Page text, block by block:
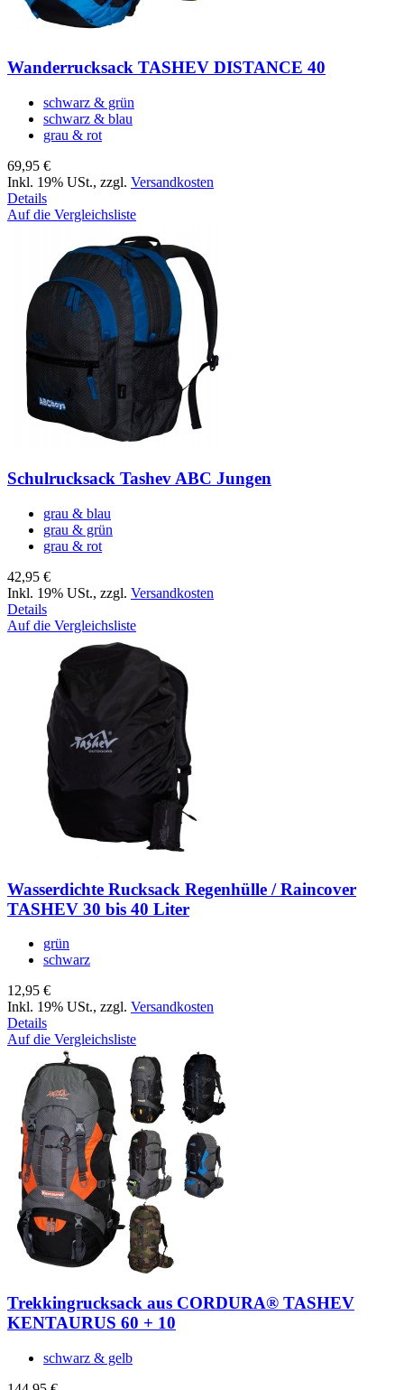
Wanderrucksack TASHEV DISTANCE 40
schwarz & grün
schwarz & blau
grau & rot
69,95 €
Inkl. 19% USt., zzgl. Versandkosten
Details
Auf die Vergleichsliste
Schulrucksack Tashev ABC Jungen
grau & blau
grau & grün
grau & rot
42,95 €
Inkl. 19% USt., zzgl. Versandkosten
Details
Auf die Vergleichsliste
Wasserdichte Rucksack Regenhülle / Raincover
TASHEV 30 bis 40 Liter
grün
schwarz
12,95 €
Inkl. 19% USt., zzgl. Versandkosten
Details
Auf die Vergleichsliste
Trekkingrucksack aus CORDURA® TASHEV
KENTAURUS 60 + 10
schwarz & gelb